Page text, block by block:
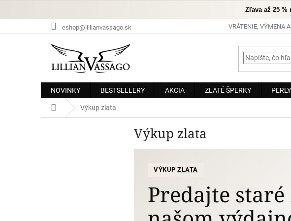
Zľava až 25 %
eshop@lillianvassago.sk VRÁTENIE, VÝMENA
NOVINKY BESTSELLERY AKCIA ZLATÉ ŠPERKY PERLY
DomovVýkup zlata
Výkup zlata
VÝKUPZLATA
Predajte